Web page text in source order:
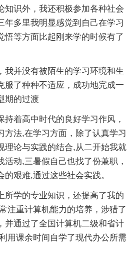
知识外，我还积极参加各种社会
年多里我明显感觉到自己在学习
悟等方面比起刚来学的时候有了
我并没有被陌生的学习环境和生
服了种种不适应，成功地完成一
期的过渡
持着高中时代的良好学习作风，
方法,在学习方面，除了认真学习
理论与实践的结合,从二开始我就
动,三暑假自己也找了份兼职，
艰难,通过这些社会实践。
所学的专业知识，还提高了我的
注重计算机能力的培养，涉猎了
并通过了全国计算机二级和省计
用课余时间自学了现代办公所需